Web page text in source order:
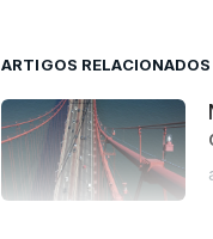
ARTIGOS RELACIONADOS